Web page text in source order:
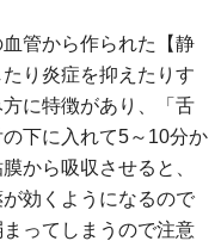
血管から作られた【静
り炎症を抑えたりす
に特徴があり、「舌
下に入れて5～10分か
から吸収させると、
効くようになるので
ってしまうので注意